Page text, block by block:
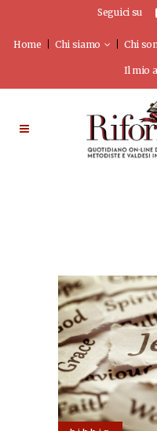
Seguici su
Home Chi siamo Chi
Il mio